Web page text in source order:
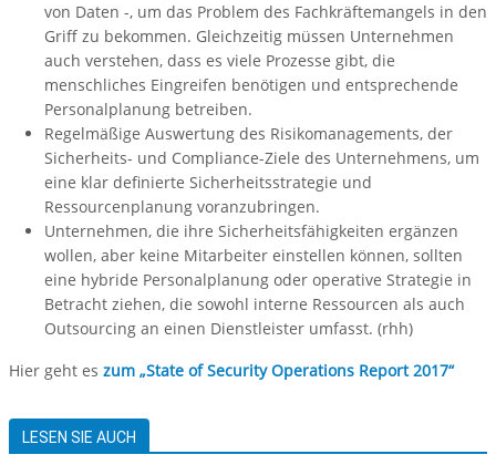
von Daten -, um das Problem des Fachkräftemangels in den
Griff zu bekommen. Gleichzeitig müssen Unternehmen
auch verstehen, dass es viele Prozesse gibt, die
menschliches Eingreifen benötigen und entsprechende
Personalplanung betreiben.
Regelmäßige Auswertung des Risikomanagements, der
Sicherheits- und Compliance-Ziele des Unternehmens, um
eine klar definierte Sicherheitsstrategie und
Ressourcenplanung voranzubringen.
Unternehmen, die ihre Sicherheitsfähigkeiten ergänzen
wollen, aber keine Mitarbeiter einstellen können, sollten
eine hybride Personalplanung oder operative Strategie in
Betracht ziehen, die sowohl interne Ressourcen als auch
Outsourcing an einen Dienstleister umfasst. (rhh)
Hier geht es zum „State of Security Operations Report 2017“
LESEN SIE AUCH